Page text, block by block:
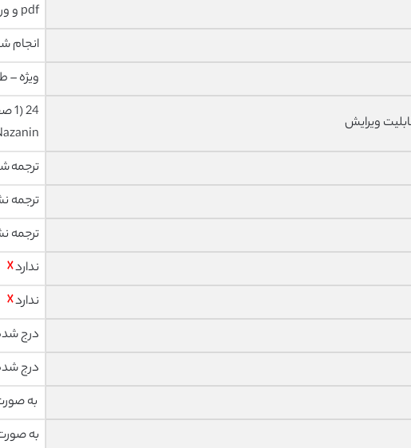
pdf و ورد تایپ شده با قابلیت ویرایش
انجام
ویژه –
ویرایش
ترجمه
ترجمه
ترجمه
ندارد☓
ندارد☓
درج
درج
به
به